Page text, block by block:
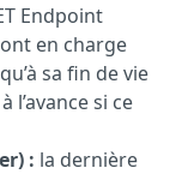
Endpoint
en charge
sa fin de vie
l’avance si ce
: la dernière